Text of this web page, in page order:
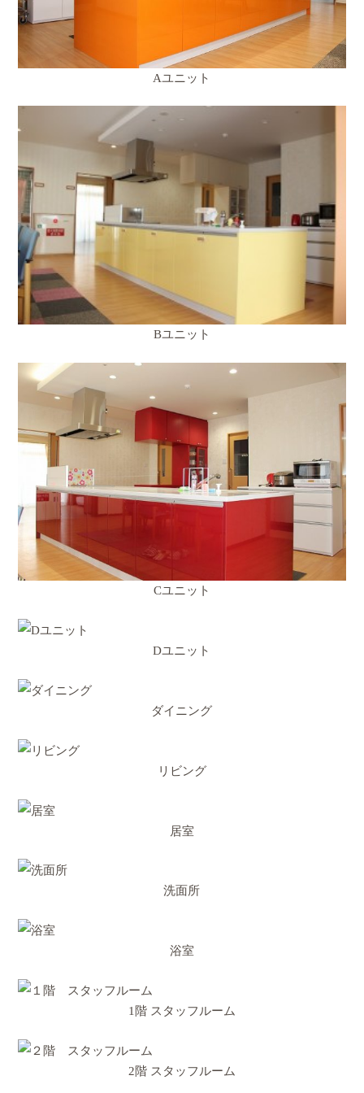
Aユニット
Bユニット
Cユニット
Dユニット
ダイニング
リビング
居室
洗面所
浴室
1階 スタッフルーム
2階 スタッフルーム